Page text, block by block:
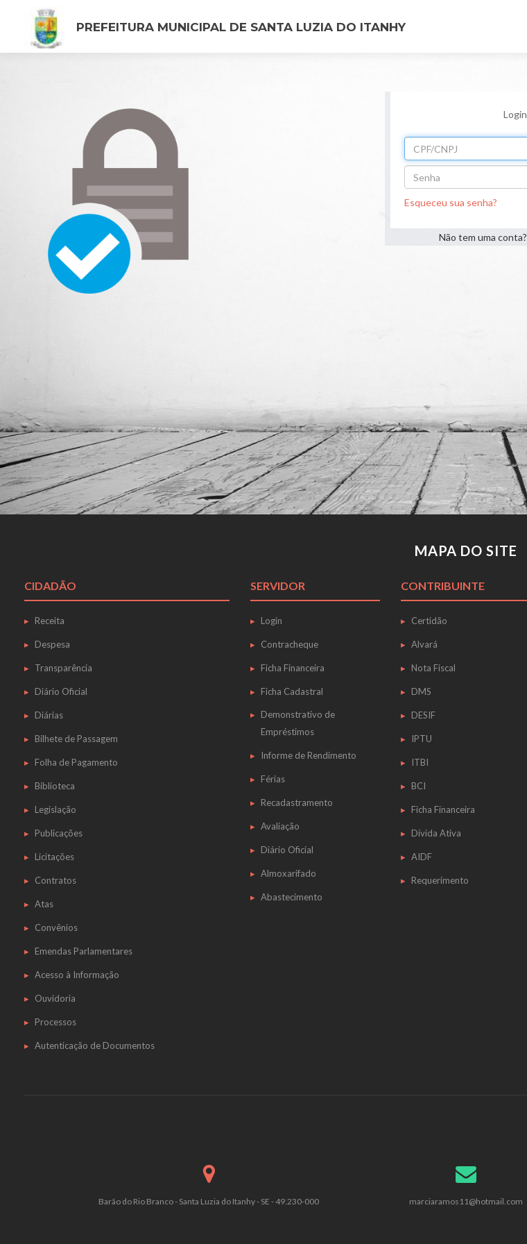
PREFEITURA MUNICIPAL DE SANTA LUZIA DO ITANHY
Login
Esqueceu sua senha?
Não tem uma conta?
MAPA DO SITE
CIDADÃO
Receita
Despesa
Transparência
Diário Oficial
Diárias
Bilhete de Passagem
Folha de Pagamento
Biblioteca
Legislação
Publicações
Licitações
Contratos
Atas
Convênios
Emendas Parlamentares
Acesso à Informação
Ouvidoria
Processos
Autenticação de Documentos
SERVIDOR
Login
Contracheque
Ficha Financeira
Ficha Cadastral
Demonstrativo de
Empréstimos
Informe de Rendimento
Férias
Recadastramento
Avaliação
Diário Oficial
Almoxarifado
Abastecimento
CONTRIBUINTE
Certidão
Alvará
Nota Fiscal
DMS
DESIF
IPTU
ITBI
BCI
Ficha Financeira
Dívida Ativa
AIDF
Requerimento
Barão do Rio Branco - Santa Luzia do Itanhy - SE - 49.230-000 marciaramos11@hotmail.com